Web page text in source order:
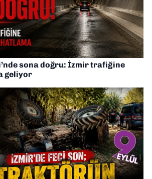
sona doğru: İzmir trafiğine
geliyor